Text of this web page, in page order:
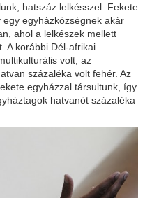
hatszáz lelkésszel. Fekete
egyházközségnek akár
ahol a lelkészek mellett
A korábbi Dél-afrikai
volt, az
százaléka volt fehér. Az
egyházzal társultunk, így
hatvanöt százaléka